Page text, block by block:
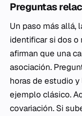
Preguntas
Un paso más allá,
identificar si dos o
afirman que una
asociación.
horas de estudio
ejemplo clásico.
covariación. Si